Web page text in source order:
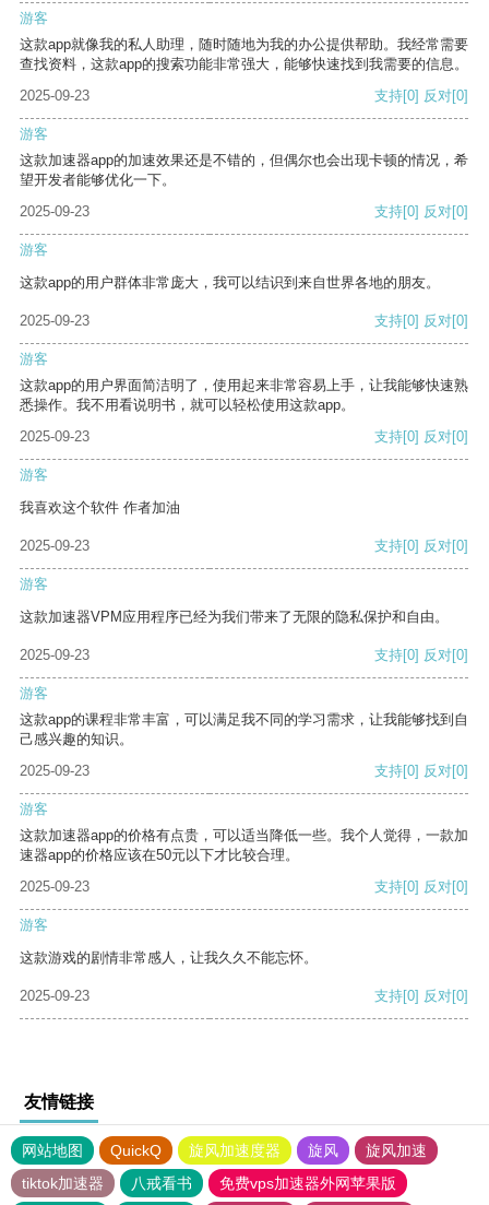
游客
这款app就像我的私人助理，随时随地为我的办公提供帮助。我经常需要
查找资料，这款app的搜索功能非常强大，能够快速找到我需要的信息。
2025-09-23
支持[0] 反对[0]
游客
这款加速器app的加速效果还是不错的，但偶尔也会出现卡顿的情况，希
望开发者能够优化一下。
2025-09-23
支持[0] 反对[0]
游客
这款app的用户群体非常庞大，我可以结识到来自世界各地的朋友。
2025-09-23 支持[0] 反对[0]
游客
这款app的用户界面简洁明了，使用起来非常容易上手，让我能够快速熟
悉操作。我不用看说明书，就可以轻松使用这款app。
2025-09-23
支持[0] 反对[0]
游客
我喜欢这个软件 作者加油
2025-09-23 支持[0] 反对[0]
游客
这款加速器VPM应用程序已经为我们带来了无限的隐私保护和自由。
2025-09-23 支持[0] 反对[0]
游客
这款app的课程非常丰富，可以满足我不同的学习需求，让我能够找到自
己感兴趣的知识。
2025-09-23
支持[0] 反对[0]
游客
这款加速器app的价格有点贵，可以适当降低一些。我个人觉得，一款加
速器app的价格应该在50元以下才比较合理。
2025-09-23
支持[0] 反对[0]
游客
这款游戏的剧情非常感人，让我久久不能忘怀。
2025-09-23 支持[0] 反对[0]
友情链接
网站地图 QuickQ 旋风加速度器 旋风
旋风加速
tiktok加速器
八戒看书 免费vps加速器外网苹果版